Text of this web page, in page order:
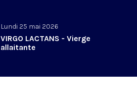
Lundi 25 mai 2026
VIRGO LACTANS - Vierge
allaitante